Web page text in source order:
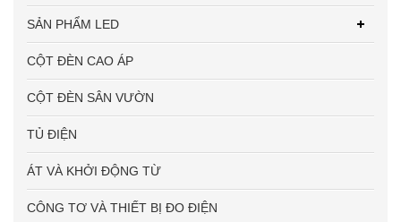
SẢN PHẨM LED
CỘT ĐÈN CAO ÁP
CỘT ĐÈN SÂN VƯỜN
TỦ ĐIỆN
ÁT VÀ KHỞI ĐỘNG TỪ
CÔNG TƠ VÀ THIẾT BỊ ĐO ĐIỆN